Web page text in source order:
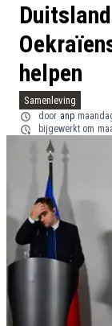
helpen
Samenleving
door anp
bijgewerkt om